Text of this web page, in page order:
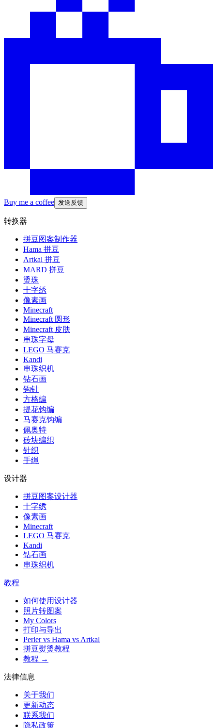
Buy me a coffee 发送反馈
转换器
拼豆图案制作器
Hama 拼豆
Artkal 拼豆
MARD 拼豆
烫珠
十字绣
像素画
Minecraft
Minecraft 圆形
Minecraft 皮肤
串珠字母
LEGO 马赛克
Kandi
串珠织机
钻石画
钩针
方格编
提花钩编
马赛克钩编
佩奥特
砖块编织
针织
手绳
设计器
拼豆图案设计器
十字绣
像素画
Minecraft
LEGO 马赛克
Kandi
钻石画
串珠织机
教程
如何使用设计器
照片转图案
My Colors
打印与导出
Perler vs Hama vs Artkal
拼豆熨烫教程
教程 →
法律信息
关于我们
更新动态
联系我们
隐私政策